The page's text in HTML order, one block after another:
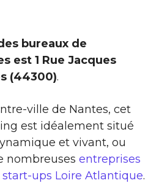
bureaux de
est 1 Rue Jacques
(44300).
ville de Nantes, cet
est idéalement situé
et vivant, ou
nombreuses entreprises
start-ups Loire Atlantique.